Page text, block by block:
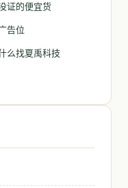
证的便宜货
告位
么找夏禹科技